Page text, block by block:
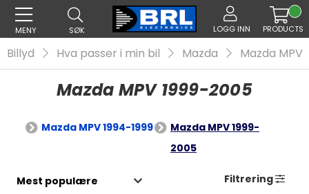
MENY SØK LOGG INN PRODUCTS
Billyd Hva passer i min bil Mazda Mazda MPV
Mazda MPV 1999-2005
Mazda MPV 1994-1999
Mazda MPV 1999-
2005
Filtrering